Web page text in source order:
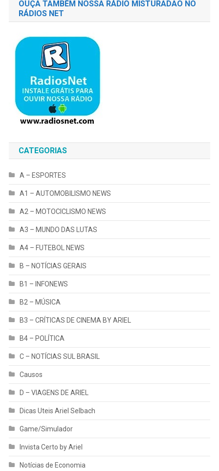
OUÇA TAMBÉM NOSSA RÁDIO MISTURADÃO NO
RÁDIOS NET
CATEGORIAS
A – ESPORTES
A1 – AUTOMOBILISMO NEWS
A2 – MOTOCICLISMO NEWS
A3 – MUNDO DAS LUTAS
A4 – FUTEBOL NEWS
B – NOTÍCIAS GERAIS
B1 – INFONEWS
B2 – MÚSICA
B3 – CRÍTICAS DE CINEMA BY ARIEL
B4 – POLÍTICA
C – NOTÍCIAS SUL BRASIL
Causos
D – VIAGENS DE ARIEL
Dicas Uteis Ariel Selbach
Game/Simulador
Invista Certo by Ariel
Notícias de Economia